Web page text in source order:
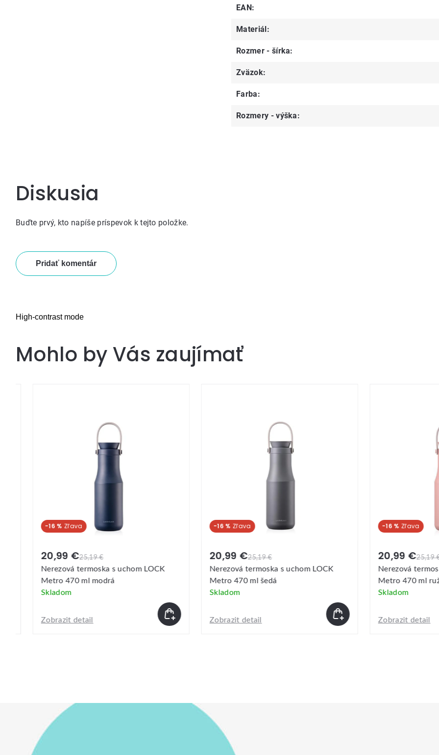
EAN:
Materiál:
Rozmer - šírka:
Zväzok:
Farba:
Rozmery - výška:
Diskusia
Buďte prvý, kto napíše príspevok k tejto položke.
Pridať komentár
High-contrast mode
Mohlo by Vás zaujímať
-16 %
25,19 €
20,99 €
Nerezová termoska s uchom LOCK
Metro 470 ml modrá
Skladom
Zobrazit detail
-16 %
25,19 €
20,99 €
Nerezová termoska s uchom LOCK
Metro 470 ml šedá
Skladom
Zobrazit detail
-16 %
25,19 €
20,99 €
Nerezová
Metro 470 ml
Skladom
Zobrazit detail